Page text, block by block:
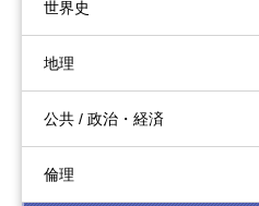
世界史
地理
公共 / 政治・経済
倫理